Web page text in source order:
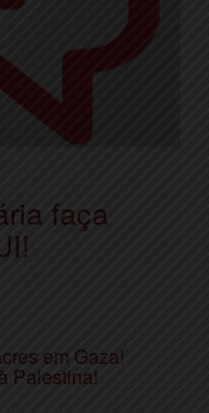
faça
em Gaza!
Palestina!